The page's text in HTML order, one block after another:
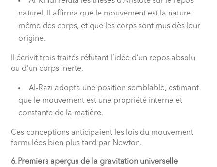
naturel. Il affirma que le mouvement est la nature
même des corps, et que les corps sont mus dès leur
origine.
Il écrivit trois traités réfutant l’idée d’un repos absolu
ou d’un corps inerte.
Al-Rāzī adopta une position semblable, estimant
que le mouvement est une propriété interne et
constante de la matière.
Ces conceptions anticipaient les lois du mouvement
formulées bien plus tard par Newton.
6. Premiers aperçus de la gravitation universelle